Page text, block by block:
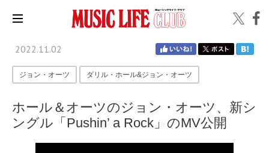
2022.11.02
ジョン・オーツ ダリル・ホール&ジョン・オーツ
ホール＆オーツのジョン・オーツ、新シ
ングル「Pushin’ a Rock」のMV公開